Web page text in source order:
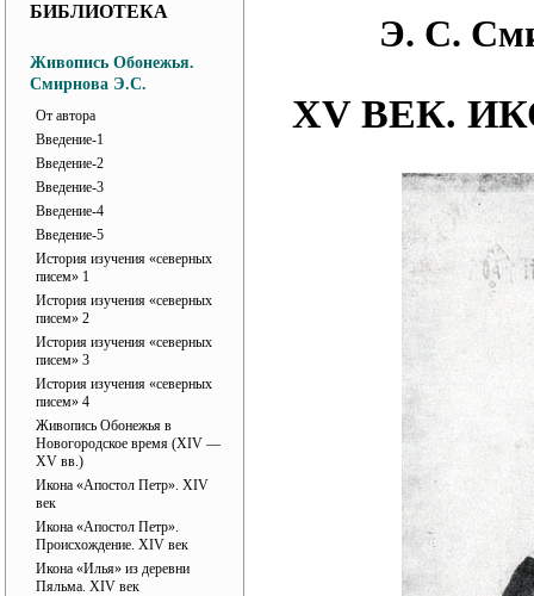
БИБЛИОТЕКА
Живопись Обонежья.
Смирнова Э.С.
От автора
Введение-1
Введение-2
Введение-3
Введение-4
Введение-5
История изучения «северных
писем» 1
История изучения «северных
писем» 2
История изучения «северных
писем» 3
История изучения «северных
писем» 4
Живопись Обонежья в
Новогородское время (XIV —
XV вв.)
Икона «Апостол Петр». XIV
век
Икона «Апостол Петр».
Происхождение. XIV век
Икона «Илья» из деревни
Пяльма. XIV век
Э. С.
XV ВЕК.